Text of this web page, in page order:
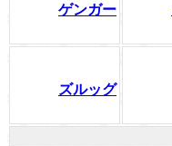
ゲンガー
ズルッグ